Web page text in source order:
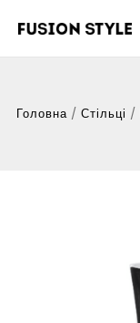
Головна / Стільці /